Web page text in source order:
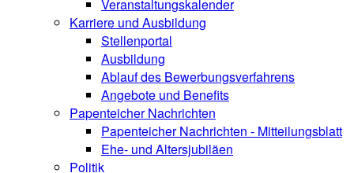
Veranstaltungskalender
Karriere und Ausbildung
Stellenportal
Ausbildung
Ablauf des Bewerbungsverfahrens
Angebote und Benefits
Papenteicher Nachrichten
Papenteicher Nachrichten - Mitteilungsblatt
Ehe- und Altersjubiläen
Politik